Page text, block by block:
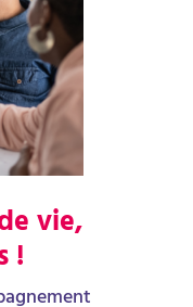
vie,
!